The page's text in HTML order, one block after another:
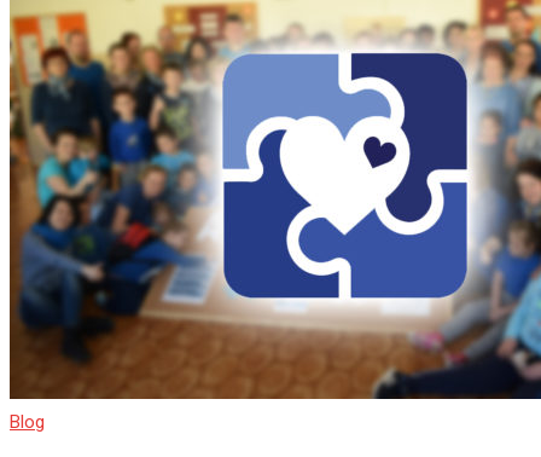
Blog